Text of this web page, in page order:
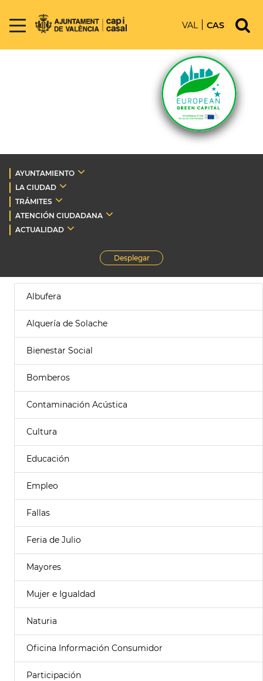
VAL CAS
AYUNTAMIENTO
LA CIUDAD
TRÁMITES
ATENCIÓN CIUDADANA
ACTUALIDAD
Desplegar
Albufera
Alquería de Solache
Bienestar Social
Bomberos
Contaminación Acústica
Cultura
Educación
Empleo
Fallas
Feria de Julio
Mayores
Mujer e Igualdad
Naturia
Oficina Información Consumidor
Participación